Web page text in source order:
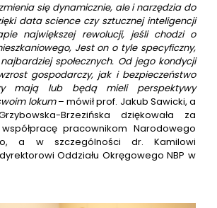
się dynamicznie, ale i narzędzia do
data science czy sztucznej inteligencji
największej rewolucji, jeśli chodzi o
Jest on o tyle specyficzny,
społecznych. Od jego kondycji
gospodarczy, jak i bezpieczeństwo
mają lub będą mieli perspektywy
lokum– mówił prof. Jakub Sawicki, a
Brzezińska dziękowała za
pracownikom Narodowego
a w szczególności dr. Kamilowi
Oddziału Okręgowego NBP w